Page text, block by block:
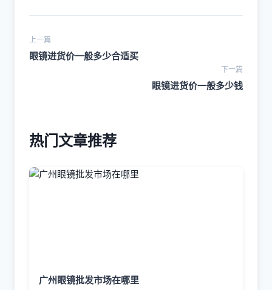
上一篇
眼镜进货价一般多少合适买
下一篇
眼镜进货价一般多少钱
热门文章推荐
广州眼镜批发市场在哪里